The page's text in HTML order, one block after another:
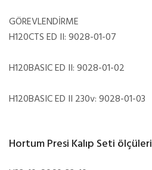
GÖREVLENDİRME
H120CTS ED II: 9028-01-07
H120BASIC ED II: 9028-01-02
H120BASIC ED II 230v: 9028-01-03
Hortum Presi Kalıp Seti ölçüleri